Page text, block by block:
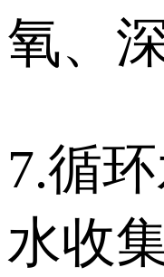
氧、
7.循
水收